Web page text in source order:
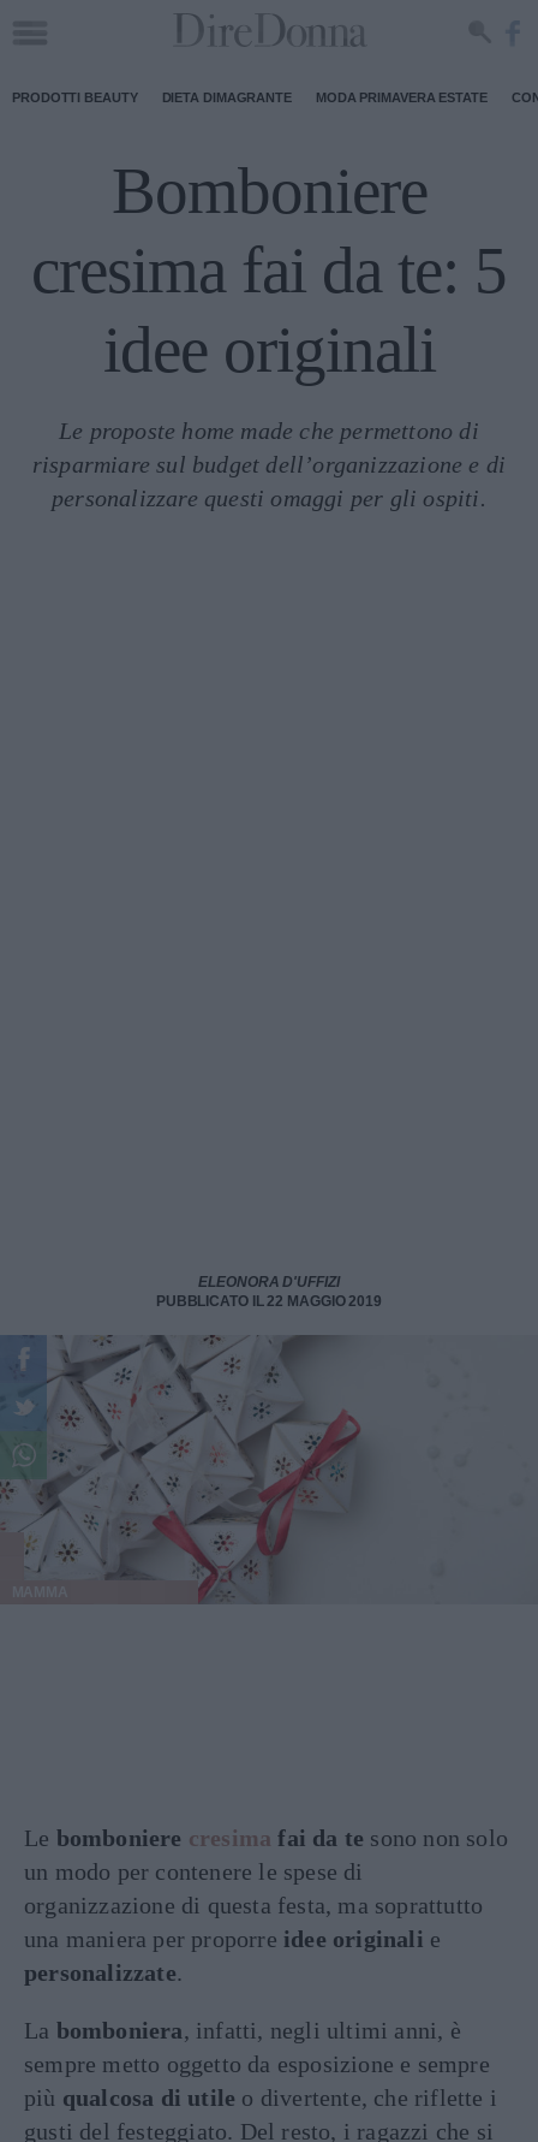
PRODOTTI BEAUTY DIETA DIMAGRANTE MODA PRIMAVERA ESTATE
Bomboniere
cresima fai da te: 5
idee originali
Le proposte home made che permettono di
risparmiare sul budget dell’organizzazione e di
personalizzare questi omaggi per gli ospiti.
ELEONORA D'UFFIZI
PUBBLICATO IL 22 MAGGIO 2019
Le bomboniere cresima fai da te sono non solo
un modo per contenere le spese di
organizzazione di questa festa, ma soprattutto
una maniera per proporre idee originali e
personalizzate.
La bomboniera, infatti, negli ultimi anni, è
sempre metto oggetto da esposizione e sempre
più qualcosa di utile o divertente, che riflette i
gusti del festeggiato. Del resto, i ragazzi che si